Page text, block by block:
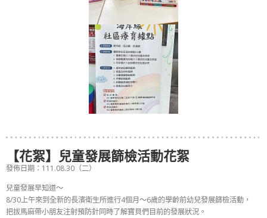
【花絮】兒童發展篩檢活動花絮
發佈日期：111.08.30（二）
兒童發展早知道～
8/30上午來到全新的長濱衛生所進行4個月～6歲的學齡前幼兒發展篩檢活動，
把拔馬麻帶小朋友注射預防針同時了解寶貝們目前的發展狀況。